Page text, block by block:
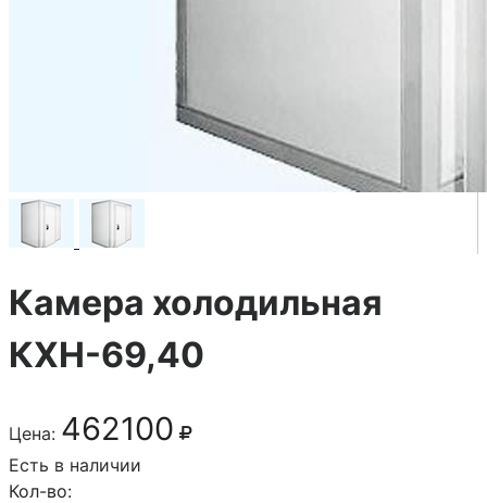
Камера холодильная
КХН-69,40
Цена: 462100
Есть в наличии
Кол-во: